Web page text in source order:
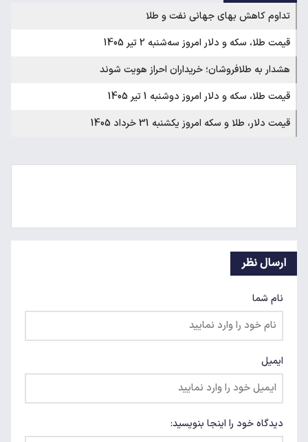
تداوم کاهش بهای جهانی نفت و طلا
قیمت طلا، سکه و دلار امروز سه‌شنبه 2 تیر 1405
هشدار به طلافروشان؛ خریداران احراز هویت شوند
قیمت طلا، سکه و دلار امروز دوشنبه 1 تیر 1405
قیمت دلار، طلا و سکه امروز یکشنبه 31 خرداد 1405
ارسال نظر
نام شما
ایمیل
دیدگاه خود را اینجا بنویسید: